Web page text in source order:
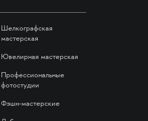
Шелкографская
мастерская
Ювелирная мастерская
Профессиональные
фотостудии
Фэшн-мастерские